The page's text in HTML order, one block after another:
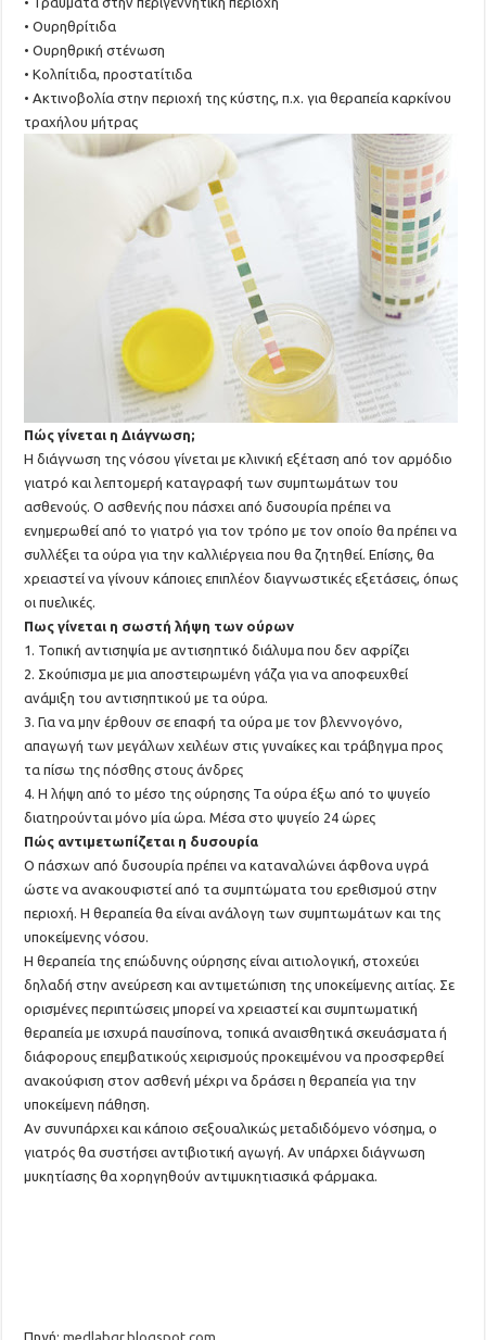
• Ουρηθρίτιδα
• Ουρηθρική στένωση
• Κολπίτιδα, προστατίτιδα
• Ακτινοβολία στην περιοχή της κύστης, π.χ. για θεραπεία καρκίνου
τραχήλου μήτρας
Πώς γίνεται η Διάγνωση;
Η διάγνωση της νόσου γίνεται με κλινική εξέταση από τον αρμόδιο
γιατρό και λεπτομερή καταγραφή των συμπτωμάτων του
ασθενούς. Ο ασθενής που πάσχει από δυσουρία πρέπει να
ενημερωθεί από το γιατρό για τον τρόπο με τον οποίο θα πρέπει να
συλλέξει τα ούρα για την καλλιέργεια που θα ζητηθεί. Επίσης, θα
χρειαστεί να γίνουν κάποιες επιπλέον διαγνωστικές εξετάσεις, όπως
οι πυελικές.
Πως γίνεται η σωστή λήψη των ούρων
1. Τοπική αντισηψία με αντισηπτικό διάλυμα που δεν αφρίζει
2. Σκούπισμα με μια αποστειρωμένη γάζα για να αποφευχθεί
ανάμιξη του αντισηπτικού με τα ούρα.
3. Για να μην έρθουν σε επαφή τα ούρα με τον βλεννογόνο,
απαγωγή των μεγάλων χειλέων στις γυναίκες και τράβηγμα προς
τα πίσω της πόσθης στους άνδρες
4. Η λήψη από το μέσο της ούρησης Τα ούρα έξω από το ψυγείο
διατηρούνται μόνο μία ώρα. Μέσα στο ψυγείο 24 ώρες
Πώς αντιμετωπίζεται η δυσουρία
Ο πάσχων από δυσουρία πρέπει να καταναλώνει άφθονα υγρά
ώστε να ανακουφιστεί από τα συμπτώματα του ερεθισμού στην
περιοχή. Η θεραπεία θα είναι ανάλογη των συμπτωμάτων και της
υποκείμενης νόσου.
Η θεραπεία της επώδυνης ούρησης είναι αιτιολογική, στοχεύει
δηλαδή στην ανεύρεση και αντιμετώπιση της υποκείμενης αιτίας. Σε
ορισμένες περιπτώσεις μπορεί να χρειαστεί και συμπτωματική
θεραπεία με ισχυρά παυσίπονα, τοπικά αναισθητικά σκευάσματα ή
διάφορους επεμβατικούς χειρισμούς προκειμένου να προσφερθεί
ανακούφιση στον ασθενή μέχρι να δράσει η θεραπεία για την
υποκείμενη πάθηση.
Αν συνυπάρχει και κάποιο σεξουαλικώς μεταδιδόμενο νόσημα, ο
γιατρός θα συστήσει αντιβιοτική αγωγή. Αν υπάρχει διάγνωση
μυκητίασης θα χορηγηθούν αντιμυκητιασικά φάρμακα.